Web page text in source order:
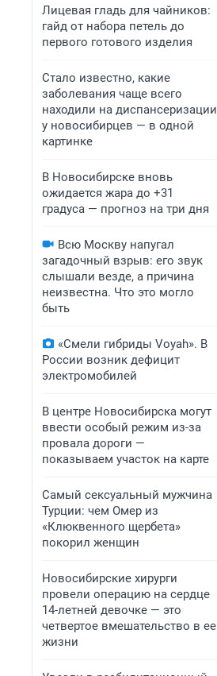
Лицевая гладь для чайников:
гайд от набора петель до
первого готового изделия
Стало известно, какие
заболевания чаще всего
находили на диспансеризации
у новосибирцев — в одной
картинке
В Новосибирске вновь
ожидается жара до +31
градуса — прогноз на три дня
Всю Москву напугал
загадочный взрыв: его звук
слышали везде, а причина
неизвестна. Что это могло
быть
«Смели гибриды Voyah». В
России возник дефицит
электромобилей
В центре Новосибирска могут
ввести особый режим из-за
провала дороги —
показываем участок на карте
Самый сексуальный мужчина
Турции: чем Омер из
«Клюквенного щербета»
покорил женщин
Новосибирские хирурги
провели операцию на сердце
14-летней девочке — это
четвертое вмешательство в ее
жизни